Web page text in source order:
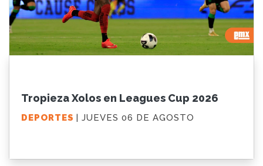
Tropieza Xolos en Leagues Cup 2026
DEPORTES | JUEVES 06 DE AGOSTO